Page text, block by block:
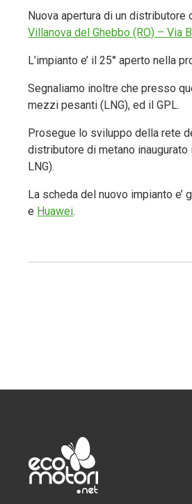
Nuova apertura di un distributore
Villanova del Ghebbo (RO) – Via
L’impianto e’ il 25° aperto nella
Segnaliamo inoltre che presso
mezzi pesanti (LNG), ed il GPL.
Prosegue lo sviluppo della rete
distributore di metano inaugurato
LNG).
La scheda del nuovo impianto e’
e Huawei.